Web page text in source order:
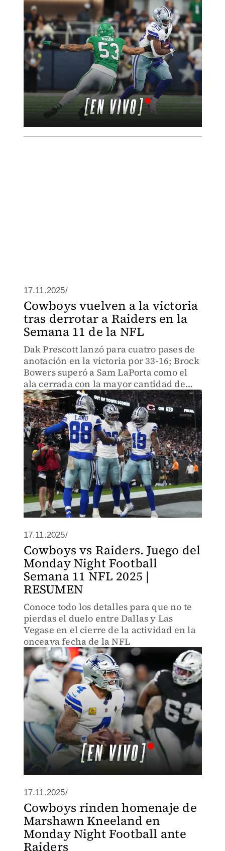
17.11.2025/
Cowboys vuelven a la victoria
tras derrotar a Raiders en la
Semana 11 de la NFL
Dak Prescott lanzó para cuatro pases de
anotación en la victoria por 33-16; Brock
Bowers superó a Sam LaPorta como el
ala cerrada con la mayor cantidad de
recepciones en sus dos primeras
temporadas
17.11.2025/
Cowboys vs Raiders. Juego del
Monday Night Football
Semana 11 NFL 2025 |
RESUMEN
Conoce todo los detalles para que no te
pierdas el duelo entre Dallas y Las
Vegase en el cierre de la actividad en la
onceava fecha de la NFL
17.11.2025/
Cowboys rinden homenaje de
Marshawn Kneeland en
Monday Night Football ante
Raiders